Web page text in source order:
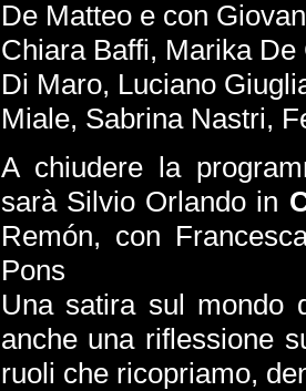
De Matteo e con
Chiara Baffi, Marika
Di Maro, Luciano
Miale, Sabrina Nastri,
A chiudere la
sarà Silvio Orlando in
Remón, con
Pons
Una satira sul mondo
anche una riflessione
ruoli che ricopriamo,